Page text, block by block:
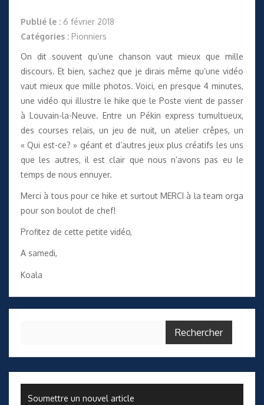
Publié le : 6 février 2018
Catégories : Pionniers
On dit souvent qu’une chanson vaut mieux que mille
discours. Et bien, sachez que je dirais même qu’une vidéo
vaut mieux que mille photos. Voici, en presque 4 minutes,
une vidéo qui illustre le hike que le Poste vient de passer
à Louvain-la-Neuve. Entre un Pékin express tumultueux,
des courses relais, un jeu de nuit, un atelier crêpes, un
« Qui est-ce? » géant et d’autres jeux plus créatifs les uns
que les autres, il est clair que nous n’avons pas eu le
temps de nous ennuyer.
Merci à tous pour ce hike et surtout MERCI à la team orga
pour son boulot de chef!
Profitez de cette petite vidéo,
A samedi,
Koala
Soumettre un nouvel article